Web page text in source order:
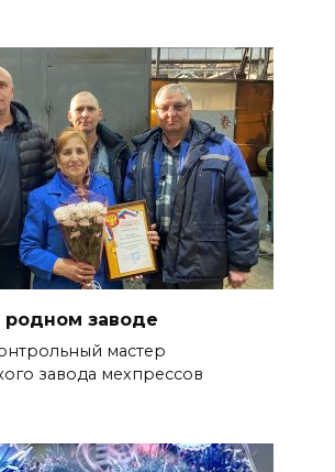
родном заводе
мастер
завода мехпрессов